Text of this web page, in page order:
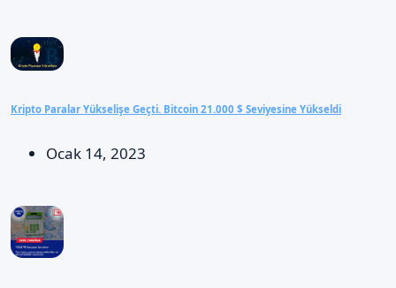
Kripto Paralar Yükselişe Geçti. Bitcoin 21.000 $ Seviyesine Yükseldi
Ocak 14, 2023